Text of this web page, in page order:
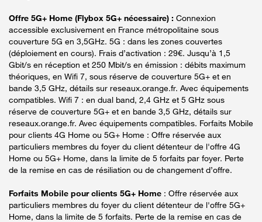
Offre 5G+ Home (Flybox 5G+ nécessaire) : Connexion
accessible exclusivement en France métropolitaine sous
couverture 5G en 3,5GHz. 5G : dans les zones couvertes
(déploiement en cours). Frais d’activation : 29€. Jusqu’à 1,5
Gbit/s en réception et 250 Mbit/s en émission : débits maximum
théoriques, en Wifi 7, sous réserve de couverture 5G+ et en
bande 3,5 GHz, détails sur reseaux.orange.fr. Avec équipements
compatibles. Wifi 7 : en dual band, 2,4 GHz et 5 GHz sous
réserve de couverture 5G+ et en bande 3,5 GHz, détails sur
reseaux.orange.fr. Avec équipements compatibles. Forfaits Mobile
pour clients 4G Home ou 5G+ Home : Offre réservée aux
particuliers membres du foyer du client détenteur de l'offre 4G
Home ou 5G+ Home, dans la limite de 5 forfaits par foyer. Perte
de la remise en cas de résiliation ou de changement d’offre.
Forfaits Mobile pour clients 5G+ Home : Offre réservée aux
particuliers membres du foyer du client détenteur de l'offre 5G+
Home, dans la limite de 5 forfaits. Perte de la remise en cas de